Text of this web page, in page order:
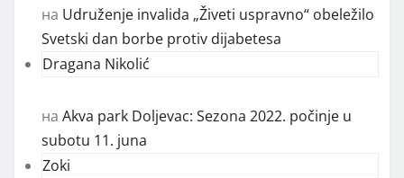
на Udruženje invalida „Živeti uspravno“ obeležilo
Svetski dan borbe protiv dijabetesa
Dragana Nikolić
на Akva park Doljevac: Sezona 2022. počinje u
subotu 11. juna
Zoki